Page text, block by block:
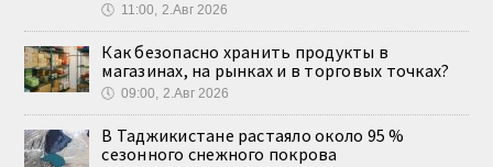
🕔 11:00, 2.Авг 2026
Как безопасно хранить продукты в
магазинах, на рынках и в торговых точках?
🕔 09:00, 2.Авг 2026
В Таджикистане растаяло около 95 %
сезонного снежного покрова